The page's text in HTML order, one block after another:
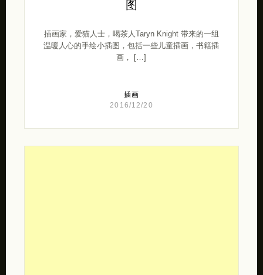
图
插画家，爱猫人士，喝茶人Taryn Knight 带来的一组
温暖人心的手绘小插图，包括一些儿童插画，书籍插
画， […]
插画
2016/12/20